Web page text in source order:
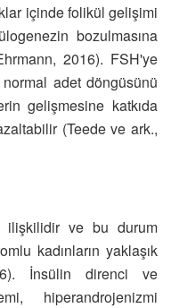
içinde folikül gelişimi
bozulmasına
2016). FSH'ye
adet döngüsünü
gelişmesine katkıda
(Teede ve ark.,
ilişkilidir ve bu durum
kadınların yaklaşık
İnsülin direnci ve
hiperandrojenizmi